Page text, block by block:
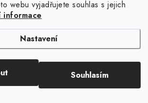
webu vyjadřujete souhlas s jejich
informace
Nastavení
Souhlasím
spodmínkami ochrany osobních údajů
PŘIHLÁSIT SE